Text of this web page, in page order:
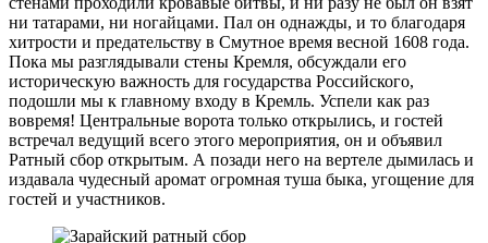
ни татарами, ни ногайцами. Пал он однажды, и то благодаря
хитрости и предательству в Смутное время весной 1608 года.
Пока мы разглядывали стены Кремля, обсуждали его
историческую важность для государства Российского,
подошли мы к главному входу в Кремль. Успели как раз
вовремя! Центральные ворота только открылись, и гостей
встречал ведущий всего этого мероприятия, он и объявил
Ратный сбор открытым. А позади него на вертеле дымилась и
издавала чудесный аромат огромная туша быка, угощение для
гостей и участников.